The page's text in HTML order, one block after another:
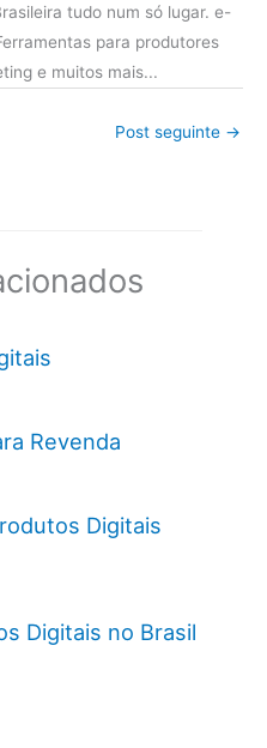
tudo num só lugar. e-
para produtores
e muitos mais...
Post seguinte →
Revenda
Digitais
Digitais no Brasil